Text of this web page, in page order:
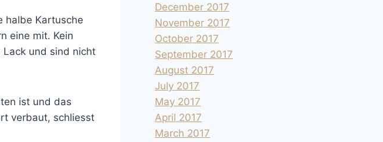
halbe Kartusche
eine mit. Kein
Lack und sind nicht
ist und das
verbaut, schliesst
December 2017
November 2017
October 2017
September 2017
August 2017
July 2017
May 2017
April 2017
March 2017